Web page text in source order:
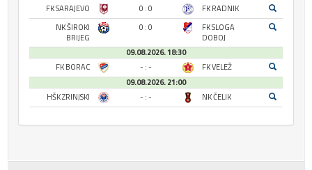
FK SARAJEVO
0 : 0
FK RADNIK
NK ŠIROKI
BRIJEG
0 : 0
FK SLOGA
DOBOJ
09.08.2026. 18:30
FK BORAC
- : -
FK VELEŽ
09.08.2026. 21:00
HŠK ZRINJSKI
- : - NK ČELIK